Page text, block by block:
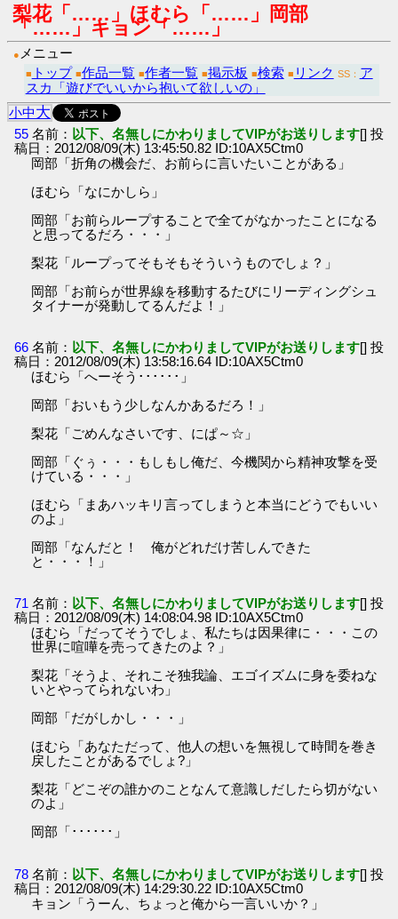
梨花「……」ほむら「……」岡部
「……」キョン「……」
● メニュー
■ トップ ■作品一覧 ■作者一覧 ■掲示板 ■検索 ■ リンク SS： ア
スカ「遊びでいいから抱いて欲しいの」
小中大
55 名前： 以下、名無しにかわりましてVIPがお送りします[] 投
稿日：2012/08/09(木) 13:45:50.82 ID:10AX5Ctm0
岡部「折角の機会だ、お前らに言いたいことがある」
ほむら「なにかしら」
岡部「お前らループすることで全てがなかったことになる
と思ってるだろ・・・」
梨花「ループってそもそもそういうものでしょ？」
岡部「お前らが世界線を移動するたびにリーディングシュ
タイナーが発動してるんだよ！」
66 名前： 以下、名無しにかわりましてVIPがお送りします[] 投
稿日：2012/08/09(木) 13:58:16.64 ID:10AX5Ctm0
ほむら「へーそう･･････」
岡部「おいもう少しなんかあるだろ！」
梨花「ごめんなさいです、にぱ～☆」
岡部「ぐぅ・・・もしもし俺だ、今機関から精神攻撃を受
けている・・・」
ほむら「まあハッキリ言ってしまうと本当にどうでもいい
のよ」
岡部「なんだと！ 俺がどれだけ苦しんできた
と・・・！」
71 名前： 以下、名無しにかわりましてVIPがお送りします[] 投
稿日：2012/08/09(木) 14:08:04.98 ID:10AX5Ctm0
ほむら「だってそうでしょ、私たちは因果律に・・・この
世界に喧嘩を売ってきたのよ？」
梨花「そうよ、それこそ独我論、エゴイズムに身を委ねな
いとやってられないわ」
岡部「だがしかし・・・」
ほむら「あなただって、他人の想いを無視して時間を巻き
戻したことがあるでしょ?」
梨花「どこぞの誰かのことなんて意識しだしたら切がない
のよ」
岡部「･･････」
78 名前： 以下、名無しにかわりましてVIPがお送りします[] 投
稿日：2012/08/09(木) 14:29:30.22 ID:10AX5Ctm0
キョン「うーん、ちょっと俺から一言いいか？」